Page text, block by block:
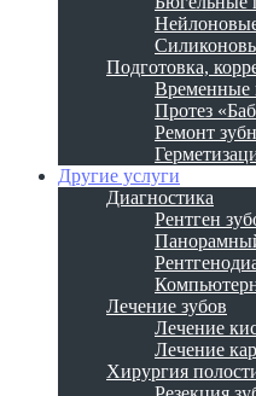
Подготовка,
Временные
Протез
Ремонт
Другие услуги
Диагностика
Рентген
Лечение зубов
Лечение
Лечение
Хирургия